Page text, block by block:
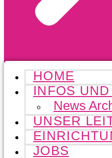
HOME
INFOS
News
UNSER
JOBS